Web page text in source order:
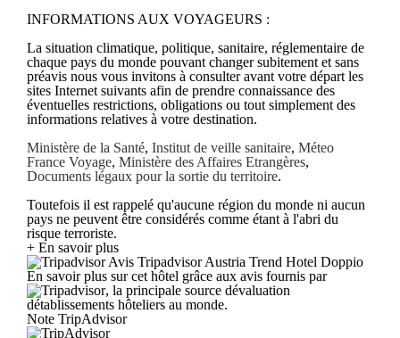
INFORMATIONS AUX VOYAGEURS :
La situation climatique, politique, sanitaire, réglementaire de
chaque pays du monde pouvant changer subitement et sans
préavis nous vous invitons à consulter avant votre départ les
sites Internet suivants afin de prendre connaissance des
éventuelles restrictions, obligations ou tout simplement des
informations relatives à votre destination.
Ministère de la Santé, Institut de veille sanitaire, Méteo
France Voyage, Ministère des Affaires Etrangères,
Documents légaux pour la sortie du territoire.
Toutefois il est rappelé qu'aucune région du monde ni aucun
pays ne peuvent être considérés comme étant à l'abri du
risque terroriste.
+ En savoir plus
Avis Tripadvisor Austria Trend Hotel Doppio
En savoir plus sur cet hôtel grâce aux avis fournis par
, la principale source dévaluation
détablissements hôteliers au monde.
Note TripAdvisor